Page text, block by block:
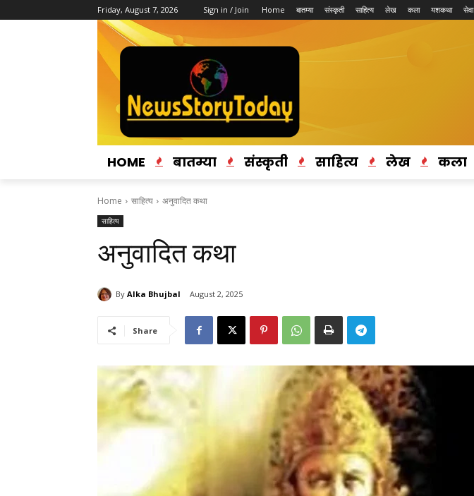
Friday, August 7, 2026 Sign in / Join Home बातम्या संस्कृती साहित्य लेख कला यशकथा सेवा
HOME बातम्या संस्कृती साहित्य लेख कला
Home साहित्य अनुवादित कथा
साहित्य
अनुवादित कथा
By Alka Bhujbal August 2, 2025
Share